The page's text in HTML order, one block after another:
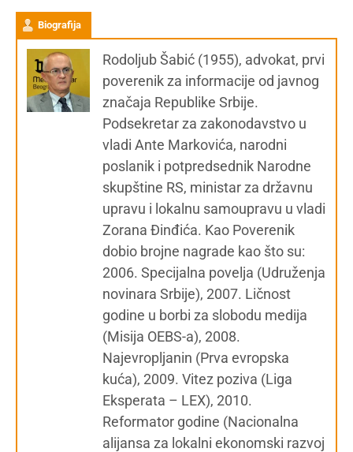
Biografija
Rodoljub Šabić (1955), advokat, prvi
poverenik za informacije od javnog
značaja Republike Srbije.
Podsekretar za zakonodavstvo u
vladi Ante Markovića, narodni
poslanik i potpredsednik Narodne
skupštine RS, ministar za državnu
upravu i lokalnu samoupravu u vladi
Zorana Đinđića. Kao Poverenik
dobio brojne nagrade kao što su:
2006. Specijalna povelja (Udruženja
novinara Srbije), 2007. Ličnost
godine u borbi za slobodu medija
(Misija OEBS-a), 2008.
Najevropljanin (Prva evropska
kuća), 2009. Vitez poziva (Liga
Eksperata – LEX), 2010.
Reformator godine (Nacionalna
alijansa za lokalni ekonomski razvoj